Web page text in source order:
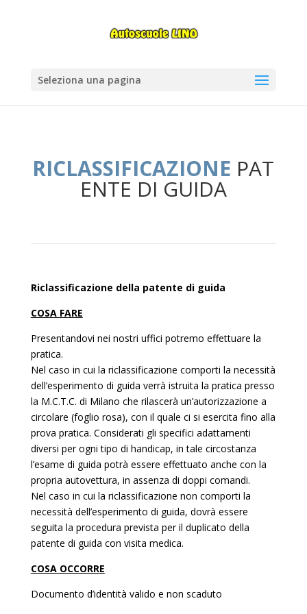
Seleziona una pagina
RICLASSIFICAZIONE PAT
ENTE DI GUIDA
Riclassificazione della patente di guida
COSA FARE
Presentandovi nei nostri uffici potremo effettuare la
pratica.
Nel caso in cui la riclassificazione comporti la necessità
dell’esperimento di guida verrà istruita la pratica presso
la M.C.T.C. di Milano che rilascerà un’autorizzazione a
circolare (foglio rosa), con il quale ci si esercita fino alla
prova pratica. Considerati gli specifici adattamenti
diversi per ogni tipo di handicap, in tale circostanza
l’esame di guida potrà essere effettuato anche con la
propria autovettura, in assenza di doppi comandi.
Nel caso in cui la riclassificazione non comporti la
necessità dell’esperimento di guida, dovrà essere
seguita la procedura prevista per il duplicato della
patente di guida con visita medica.
COSA OCCORRE
Documento d’identità valido e non scaduto